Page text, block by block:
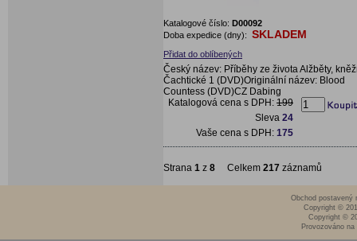
Katalogové číslo: D00092
Doba expedice (dny): SKLADEM
Přidat do oblíbených
Český název: Příběhy ze života Alžběty,
Čachtické 1 (DVD)Originální název: Blood
Countess (DVD)CZ Dabing
Katalogová cena s DPH: 199
Sleva 24
Vaše cena s DPH: 175
Strana 1 z 8 Celkem 217 záznamů
Obchod postavený
Copyright ©
Copyright ©
Provozováno